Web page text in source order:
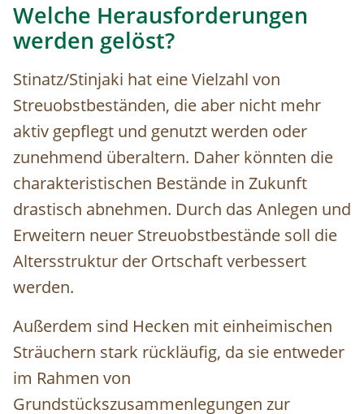
Welche Herausforderungen
werden gelöst?
Stinatz/Stinjaki hat eine Vielzahl von
Streuobstbeständen, die aber nicht mehr
aktiv gepflegt und genutzt werden oder
zunehmend überaltern. Daher könnten die
charakteristischen Bestände in Zukunft
drastisch abnehmen. Durch das Anlegen und
Erweitern neuer Streuobstbestände soll die
Altersstruktur der Ortschaft verbessert
werden.
Außerdem sind Hecken mit einheimischen
Sträuchern stark rückläufig, da sie entweder
im Rahmen von
Grundstückszusammenlegungen zur